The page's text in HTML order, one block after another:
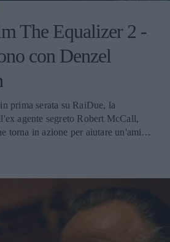
The Equalizer 2 -
con Denzel
prima serata su RaiDue, la
agente segreto Robert McCall,
torna in azione per aiutare un'amica